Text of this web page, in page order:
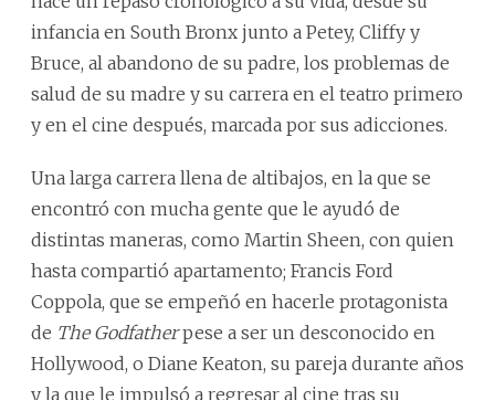
infancia en South Bronx junto a Petey, Cliffy y
Bruce, al abandono de su padre, los problemas de
salud de su madre y su carrera en el teatro primero
y en el cine después, marcada por sus adicciones.
Una larga carrera llena de altibajos, en la que se
encontró con mucha gente que le ayudó de
distintas maneras, como Martin Sheen, con quien
hasta compartió apartamento; Francis Ford
Coppola, que se empeñó en hacerle protagonista
de The Godfatherpese a ser un desconocido en
Hollywood, o Diane Keaton, su pareja durante años
y la que le impulsó a regresar al cine tras su